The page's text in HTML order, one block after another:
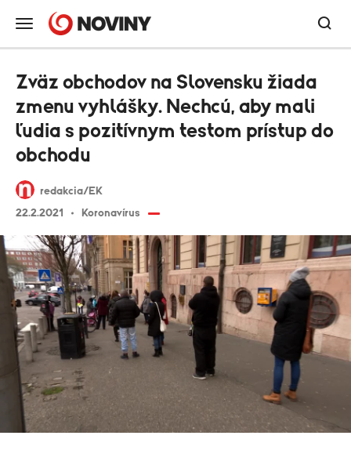
redakcia/EK
22.2.2021
Koronavírus
Zväz obchodov na Slovensku žiada
zmenu vyhlášky. Nechcú, aby mali
ľudia s pozitívnym testom prístup do
obchodu